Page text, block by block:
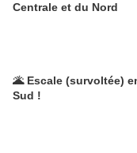
Centrale et du Nord
🌋 Escale (survoltée)
Sud !